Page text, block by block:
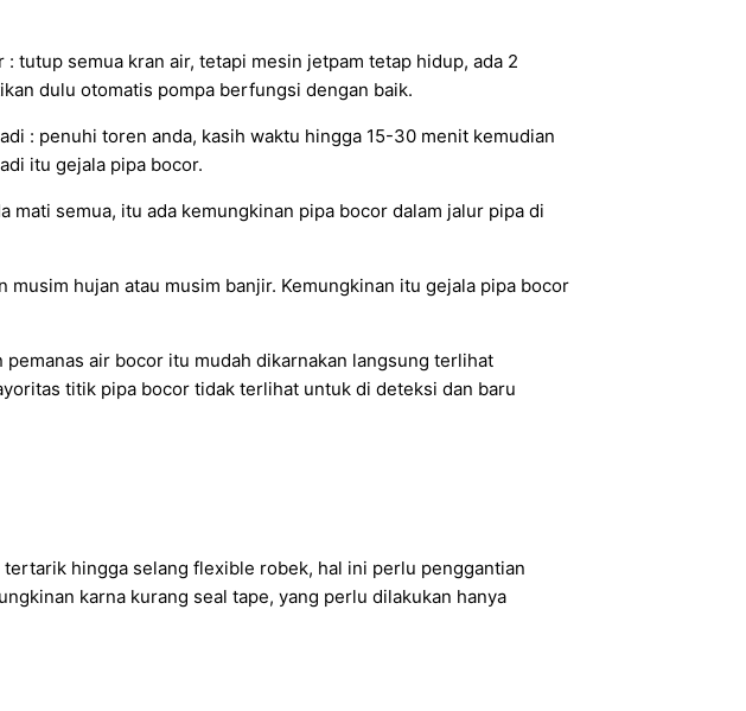
tutup semua kran air, tetapi mesin jetpam tetap hidup, ada 2
dulu otomatis pompa berfungsi dengan baik.
: penuhi toren anda, kasih waktu hingga 15-30 menit kemudian
itu gejala pipa bocor.
semua, itu ada kemungkinan pipa bocor dalam jalur pipa di
hujan atau musim banjir. Kemungkinan itu gejala pipa bocor
air bocor itu mudah dikarnakan langsung terlihat
titik pipa bocor tidak terlihat untuk di deteksi dan baru
hingga selang flexible robek, hal ini perlu penggantian
karna kurang seal tape, yang perlu dilakukan hanya